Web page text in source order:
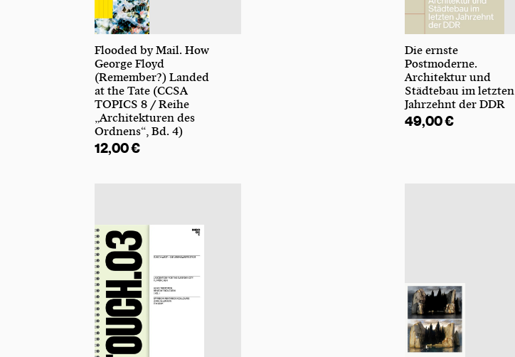
Flooded by Mail. How
George Floyd
(Remember?) Landed
at the Tate (CCSA
TOPICS 8 / Reihe
„Architekturen des
Ordnens“, Bd. 4)
12,00€
Die ernste
Postmoderne.
Architektur und
Städtebau im letzten
Jahrzehnt der DDR
49,00€